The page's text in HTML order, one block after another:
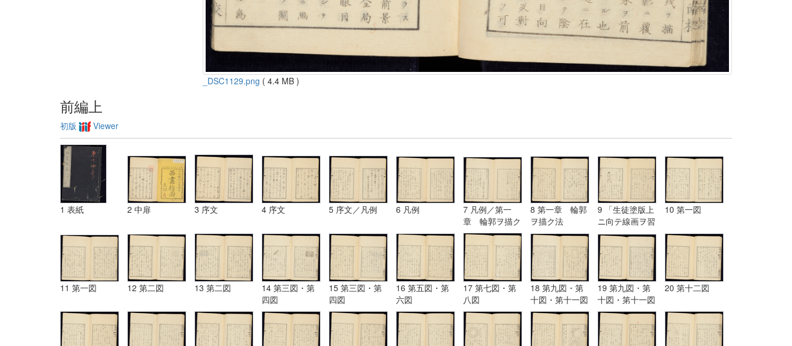
_DSC1129.png ( 4.4 MB )
前編上
初版 Viewer
1 表紙 2 中扉 3 序文 4 序文 5 序文／凡例 6 凡例
7 凡例／第一
章 輪郭ヲ描ク
法
8 第一章 輪郭
ヲ描ク法
9 「生徒塗版上
ニ向テ線画ヲ習
フ図」
10 第一図
11 第一図 12 第二図 13 第二図
14 第三図・第
四図
15 第三図・第
四図
16 第五図・第
六図
17 第七図・第
八図
18 第九図・第
十図・第十一図
19 第九図・第
十図・第十一図
20 第十二図